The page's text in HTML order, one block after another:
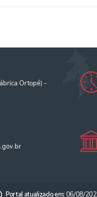
Ortopé) -
Portal atualizado em:06/08/